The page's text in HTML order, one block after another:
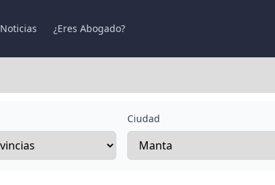
Noticias ¿Eres Abogado?
Ciudad